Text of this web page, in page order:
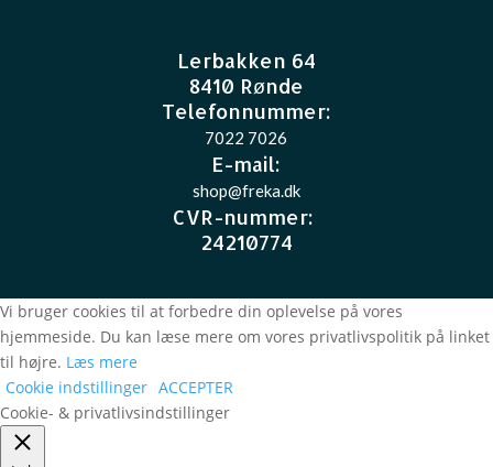
Lerbakken 64
8410 Rønde
Telefonnummer:
7022 7026
E-mail:
shop@freka.dk
CVR-nummer:
24210774
Vi bruger cookies til at forbedre din oplevelse på vores
hjemmeside. Du kan læse mere om vores privatlivspolitik på linket
til højre. Læs mere
Cookie indstillinger ACCEPTER
Cookie- & privatlivsindstillinger